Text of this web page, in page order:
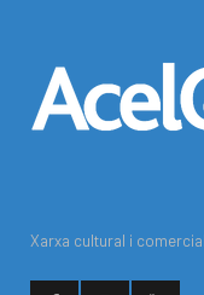
Xarxa cultural i